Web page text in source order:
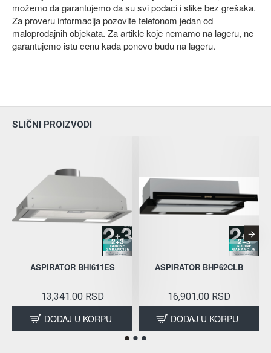
možemo da garantujemo da su svi podaci i slike bez grešaka.
Za proveru informacija pozovite telefonom jedan od
maloprodajnih objekata. Za artikle koje nemamo na lageru, ne
garantujemo istu cenu kada ponovo budu na lageru.
SLIČNI PROIZVODI
2+3
ASPIRATOR BHI611ES
13,341.00 RSD
DODAJ U KORPU
2+3
ASPIRATOR BHP62CLB
16,901.00 RSD
DODAJ U KORPU